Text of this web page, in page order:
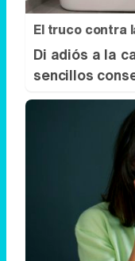
El truco contra
Di adiós a la
sencillos